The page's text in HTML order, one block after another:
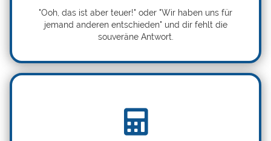
"Ooh, das ist aber teuer!" oder "Wir haben uns für
jemand anderen entschieden" und dir fehlt die
souveräne Antwort.